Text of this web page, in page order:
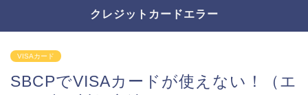
クレジットカードエラー
VISAカード
SBCPでVISAカードが使えない！（エ